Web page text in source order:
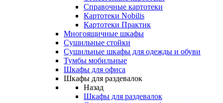
Справочные картотеки
Картотеки Nobilis
Картотеки Практик
Многоящичные шкафы
Сушильные стойки
Сушильные шкафы для одежды и обуви
Тумбы мобильные
Шкафы для офиса
Шкафы для раздевалок
Назад
Шкафы для раздевалок